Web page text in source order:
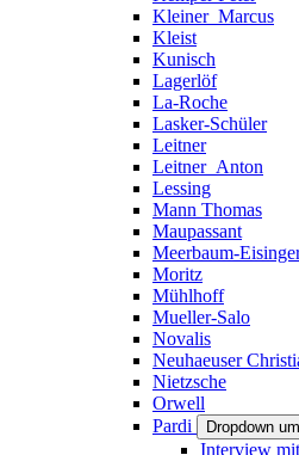
Kleiner_Marcus
Kleist
Kunisch
Lagerlöf
La-Roche
Lasker-Schüler
Leitner
Leitner_Anton
Lessing
Mann Thomas
Maupassant
Meerbaum-
Moritz
Mühlhoff
Mueller-Salo
Novalis
Neuhaeuser
Nietzsche
Orwell
Pardi
Dropdown
Interview